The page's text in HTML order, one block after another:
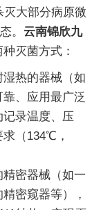
大部分病原微
。 云南锦欣九
灭菌方式：
热的器械（如
、应用最广泛
录温度、压
（134℃，
密器械（如一
密窥器等），